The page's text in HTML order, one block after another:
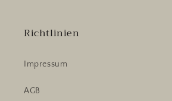
Richtlinien
Impressum
AGB